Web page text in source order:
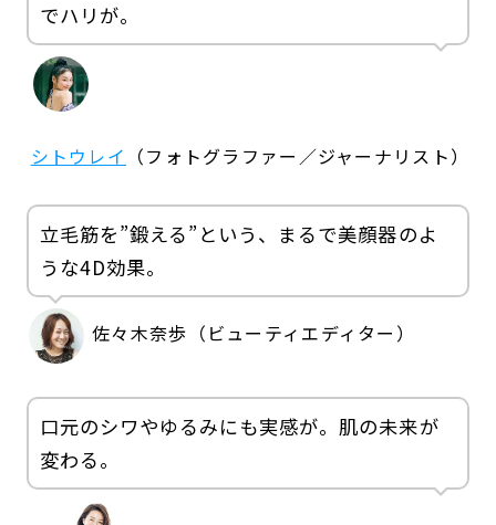
でハリが。
シトウレイ （フォトグラファー／ジャーナリスト）
立毛筋を”鍛える”という、まるで美顔器のよ
うな4D効果。
佐々木奈歩（ビューティエディター）
口元のシワやゆるみにも実感が。肌の未来が
変わる。